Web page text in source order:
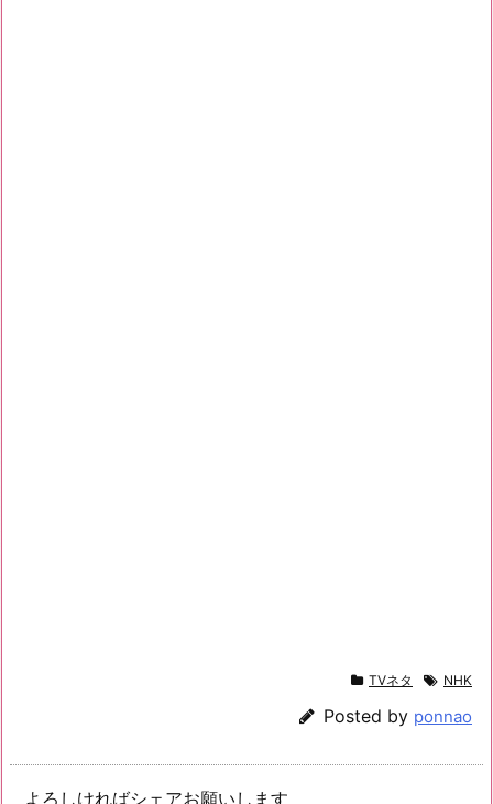
TVネタ NHK
Posted by ponnao
よろしければシェアお願いします